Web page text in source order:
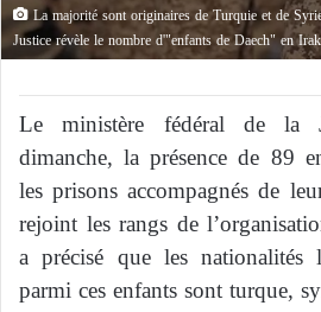
La majorité sont originaires de Turquie et de
Justice révèle le nombre d'"enfants de Daech" en Irak
Le ministère fédéral de la
dimanche, la présence de 89
les prisons accompagnés de
rejoint les rangs de
a précisé que les nationalités
parmi ces enfants sont turque,